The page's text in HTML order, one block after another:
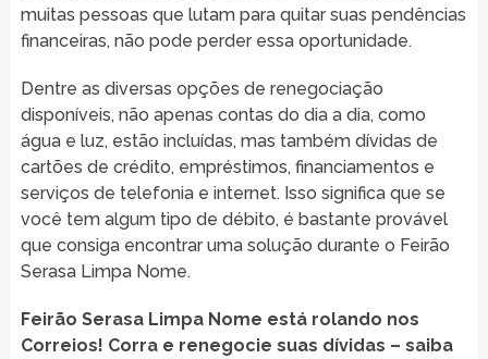
muitas pessoas que lutam para quitar suas pendências
financeiras, não pode perder essa oportunidade.
Dentre as diversas opções de renegociação
disponíveis, não apenas contas do dia a dia, como
água e luz, estão incluídas, mas também dívidas de
cartões de crédito, empréstimos, financiamentos e
serviços de telefonia e internet. Isso significa que se
você tem algum tipo de débito, é bastante provável
que consiga encontrar uma solução durante o Feirão
Serasa Limpa Nome.
Feirão Serasa Limpa Nome está rolando nos
Correios! Corra e renegocie suas dívidas – saiba